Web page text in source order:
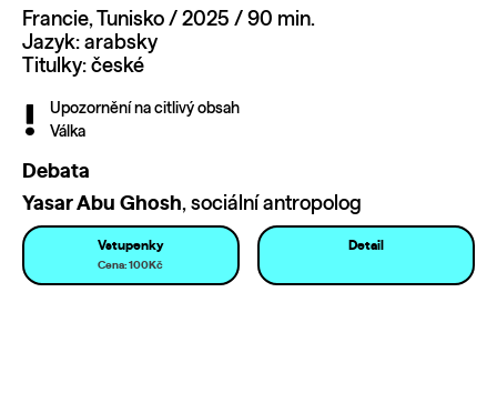
Francie, Tunisko / 2025 / 90 min.
Jazyk: arabsky
Titulky: české
Upozornění na citlivý obsah
Válka
Debata
Yasar Abu Ghosh, sociální antropolog
Vstupenky
Cena: 100Kč
Detail